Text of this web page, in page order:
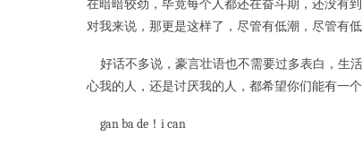
在暗暗较劲，毕竟每个人都还在奋斗期，还没有
对我来说，那更是这样了，尽管有低潮，尽管有
好话不多说，豪言壮语也不需要过多表白，生
心我的人，还是讨厌我的人，都希望你们能有一个
gan ba de！i can